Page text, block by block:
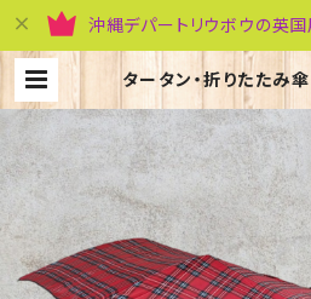
沖縄デパートリウボウの英
タータン・折りたたみ傘
チュアート】Glen
and 90118 | 英国雑
ィッシュ・ラ